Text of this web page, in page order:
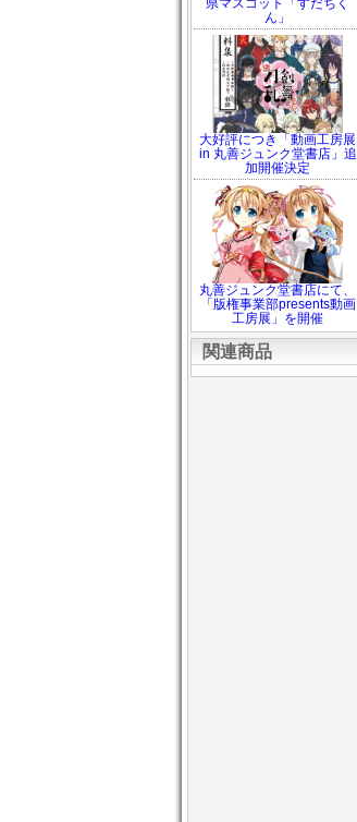
県マスコット「すだちく
ん」
大好評につき「動画工房展
in 丸善ジュンク堂書店」追
加開催決定
丸善ジュンク堂書店にて、
「版権事業部presents動画
工房展」を開催
関連商品